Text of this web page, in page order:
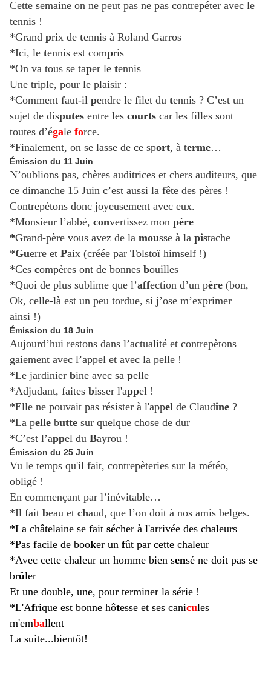
Cette semaine on ne peut pas ne pas contrepéter avec le
tennis !
*Grand prix de tennis à Roland Garros
*Ici, le tennis est compris
*On va tous se taper le tennis
Une triple, pour le plaisir :
*Comment faut-il pendre le filet du tennis ? C’est un
sujet de disputes entre les courts car les filles sont
toutes d’égale force.
*Finalement, on se lasse de ce sport, à terme…
Émission du 11 Juin
N’oublions pas, chères auditrices et chers auditeurs, que
ce dimanche 15 Juin c’est aussi la fête des pères !
Contrepétons donc joyeusement avec eux.
*Monsieur l’abbé, convertissez mon père
*Grand-père vous avez de la mousse à la pistache
*Guerre et Paix (créée par Tolstoï himself !)
*Ces compères ont de bonnes bouilles
*Quoi de plus sublime que l’affection d’un père (bon,
Ok, celle-là est un peu tordue, si j’ose m’exprimer
ainsi !)
Émission du 18 Juin
Aujourd’hui restons dans l’actualité et contrepètons
gaiement avec l’appel et avec la pelle !
*Le jardinier bine avec sa pelle
*Adjudant, faites bisser l'appel !
*Elle ne pouvait pas résister à l'appel de Claudine ?
*La pelle butte sur quelque chose de dur
*C’est l’appel du Bayrou !
Émission du 25 Juin
Vu le temps qu'il fait, contrepèteries sur la météo,
obligé !
En commençant par l’inévitable…
*Il fait beau et chaud, que l’on doit à nos amis belges.
*La châtelaine se fait sécher à l'arrivée des chaleurs
*Pas facile de booker un fût par cette chaleur
*Avec cette chaleur un homme bien sensé ne doit pas se
brûler
Et une double, une, pour terminer la série !
*L'Afrique est bonne hôtesse et ses canicules
m'emballent
La suite...bientôt!